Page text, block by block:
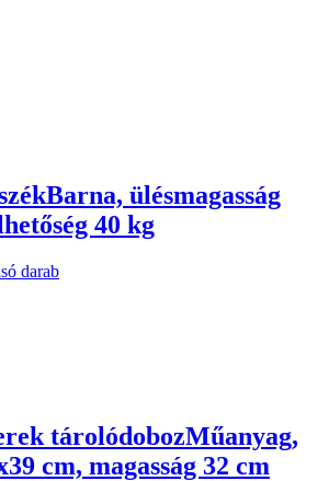
Barna, ülésmagasság
40 kg
darab
tárolódobozMűanyag,
cm, magasság 32 cm